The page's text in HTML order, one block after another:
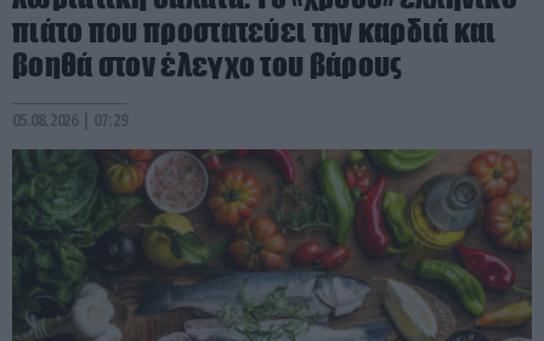
πιάτο που προστατεύει την καρδιά και
βοηθά στον έλεγχο του βάρους
05.08.2026 | 07:29